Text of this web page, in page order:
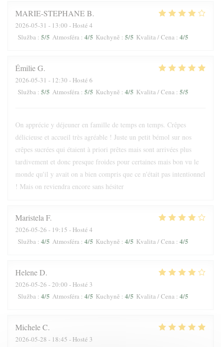
MARIE-STEPHANEB
2026-05-31 - 13:00 - Hosté 4
Služba : 5/5 Atmosféra : 4/5 Kuchyně : 5/5 Kvalita / Cena : 4/5
ÉmilieG
2026-05-31 - 12:30 - Hosté 6
Služba : 5/5 Atmosféra : 5/5 Kuchyně : 4/5 Kvalita / Cena : 5/5
On apprécie y déjeuner en famille de temps en temps. Crêpes
délicieuse et accueil très agréable ! Juste un petit bémol sur nos
crêpes sucrées qui étaient à priori prêtes mais sont arrivées plus
tardivement et donc presque froides pour certaines mais bon vu le
monde qu'il y avait on a bien compris que ce n'était pas intentionnel
! Mais on reviendra encore sans hésiter
Maristela F
2026-05-26 - 19:15 - Hosté 4
Služba : 4/5 Atmosféra : 4/5 Kuchyně : 4/5 Kvalita / Cena : 4/5
HeleneD
2026-05-26 - 20:00 - Hosté 3
Služba : 4/5 Atmosféra : 4/5 Kuchyně : 4/5 Kvalita / Cena : 4/5
MicheleC
2026-05-28 - 18:45 - Hosté 3